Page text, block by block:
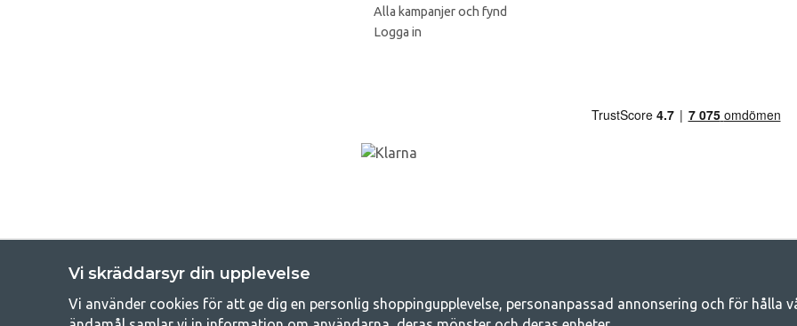
Alla kampanjer och fynd
Logga in
GetCamping.se - Din butik för camping och
Vi skräddarsyr din upplevelse
Vi använder cookies för att ge dig en personlig shoppingupplevelse, personanpassad annonsering och för hålla